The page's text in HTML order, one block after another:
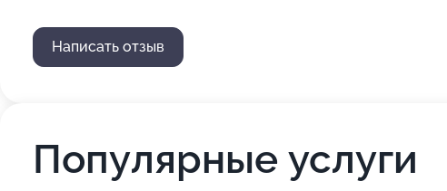
Написать отзыв
Популярные услуги